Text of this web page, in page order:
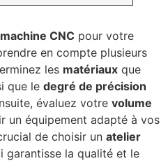
machine CNC pour votre
en compte plusieurs
les matériaux que
que le degré de précision
évaluez votre volume
un équipement adapté à vos
de choisir un atelier
garantisse la qualité et le